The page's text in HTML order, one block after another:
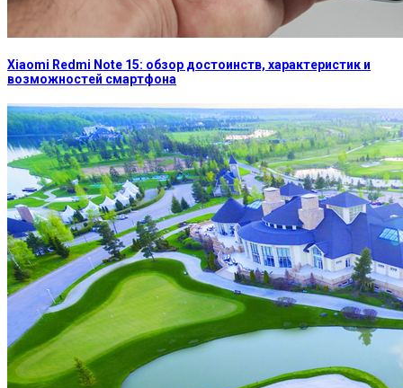
Xiaomi Redmi Note 15: обзор достоинств, характеристик и
возможностей смартфона